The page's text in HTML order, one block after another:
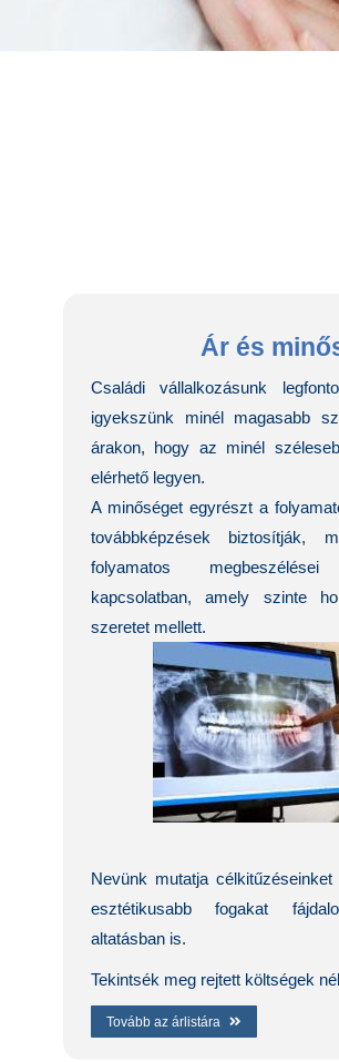
Ár és
Családi vállalkozásunk
igyekszünk minél magasabb
árakon, hogy az minél
elérhető legyen.
A minőséget egyrészt a
továbbképzések biztosítják,
folyamatos
kapcsolatban, amely szinte
szeretet mellett.
Nevünk mutatja
esztétikusabb fogakat
altatásban is.
Tekintsék meg rejtett költségek
Tovább az árlistára